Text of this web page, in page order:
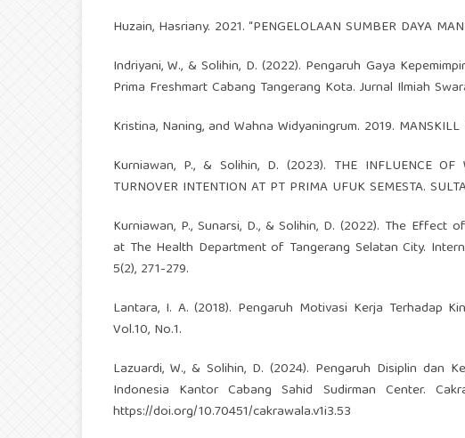
Huzain, Hasriany. 2021. “PENGELOLAAN SUMBER DAYA
Indriyani, W., & Solihin, D. (2022). Pengaruh Gaya
Prima Freshmart Cabang Tangerang Kota. Jurnal Ilmiah
Kristina, Naning, and Wahna Widyaningrum. 2019.
Kurniawan, P., & Solihin, D. (2023). THE INFLUENCE OF
TURNOVER INTENTION AT PT PRIMA UFUK SEMESTA.
Kurniawan, P., Sunarsi, D., & Solihin, D. (2022). The
at The Health Department of Tangerang Selatan City.
5(2), 271-279.
Lantara, I. A. (2018). Pengaruh Motivasi Kerja Terhadap
Vol.10, No.1.
Lazuardi, W., & Solihin, D. (2024). Pengaruh Disiplin dan
Indonesia Kantor Cabang Sahid Sudirman Center.
https://doi.org/10.70451/cakrawala.v1i3.53